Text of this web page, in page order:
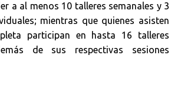
a al menos 10 talleres semanales y 3
mientras que quienes asisten
participan en hasta 16 talleres
de sus respectivas sesiones